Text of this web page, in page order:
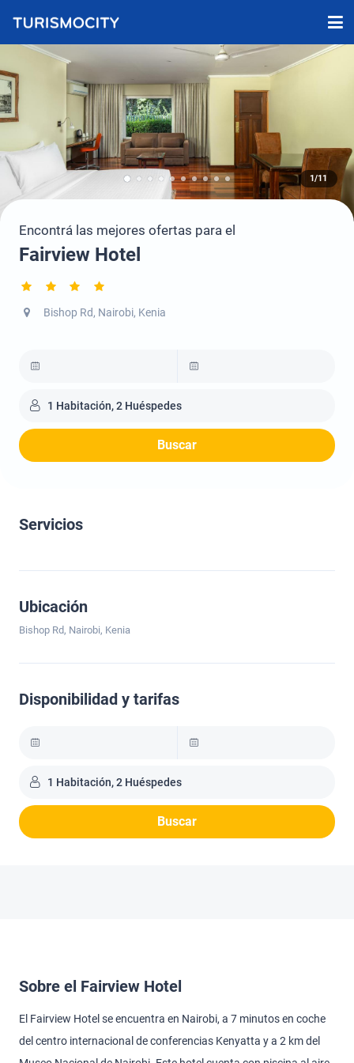
1/11
Encontrá las mejores ofertas para el
Fairview Hotel
Bishop Rd, Nairobi, Kenia
1 Habitación, 2 Huéspedes
Buscar
Servicios
Ubicación
Bishop Rd, Nairobi, Kenia
Disponibilidad y tarifas
1 Habitación, 2 Huéspedes
Buscar
Sobre el Fairview Hotel
El Fairview Hotel se encuentra en Nairobi, a 7 minutos en coche
del centro internacional de conferencias Kenyatta y a 2 km del